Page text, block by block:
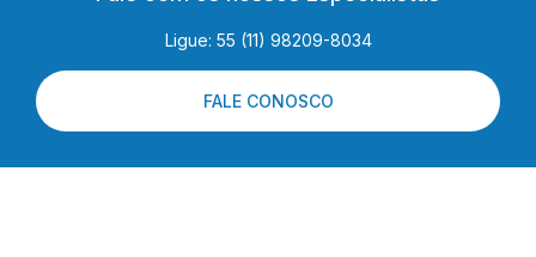
Ligue: 55 (11) 98209-8034
FALE CONOSCO